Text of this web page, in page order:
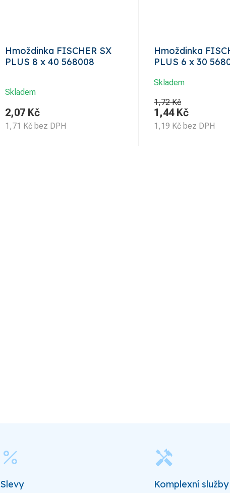
Hmoždinka FISCHER SX
PLUS 8 x 40 568008
Skladem
2,07 Kč
1,71 Kč bez DPH
Hmoždinka
PLUS 6 x 30
Skladem
1,72 Kč
1,44Kč
1,19 Kč bez DPH
percent
Slevy
handyman
Komplexní služby